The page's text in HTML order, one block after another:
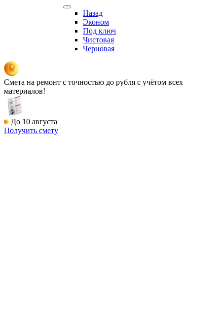
Назад
Эконом
Под ключ
Чистовая
Черновая
Смета на ремонт с точностью до рубля с учётом всех
материалов!
До 10 августа
Получить смету